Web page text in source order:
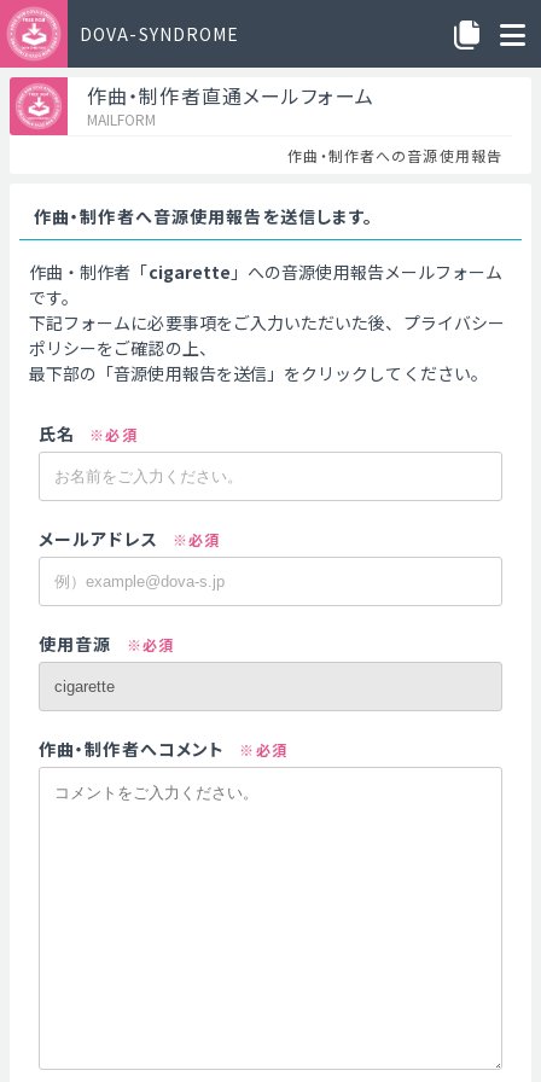
DOVA-SYNDROME
作曲・制作者直通メールフォーム
MAILFORM
作曲・制作者への音源使用報告
作曲・制作者へ音源使用報告を送信します。
作曲・制作者「cigarette 」への音源使用報告メールフォーム
です。
下記フォームに必要事項をご入力いただいた後、プライバシー
ポリシーをご確認の上、
最下部の「音源使用報告を送信」をクリックしてください。
氏名 ※必須
メールアドレス ※必須
使用音源 ※必須
作曲・制作者へコメント ※必須